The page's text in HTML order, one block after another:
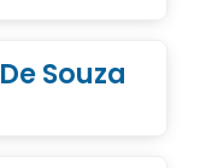
Souza